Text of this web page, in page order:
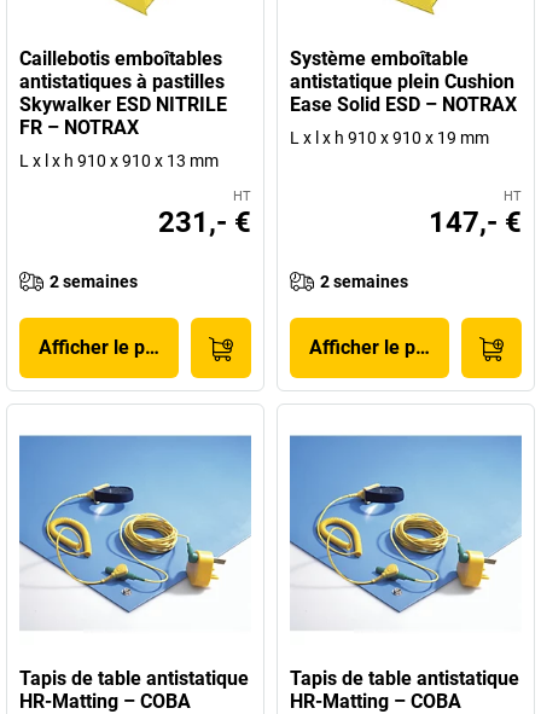
Caillebotis emboîtables
antistatiques à pastilles
Skywalker ESD NITRILE
FR – NOTRAX
L x l x h 910 x 910 x 13 mm
HT
231,- €
2 semaines
Afficher le produit
Système emboîtable
antistatique plein Cushion
Ease Solid ESD – NOTRAX
L x l x h 910 x 910 x 19 mm
HT
147,- €
2 semaines
Afficher le produit
Tapis de table antistatique
HR-Matting – COBA
Tapis de table antistatique
HR-Matting – COBA